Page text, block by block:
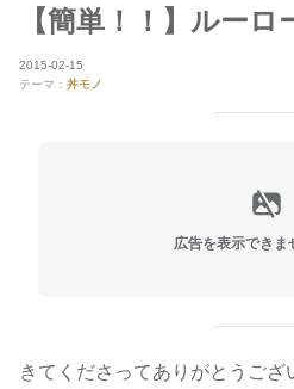
【簡単！！】ルー
2015-02-15
テーマ： 丼モノ
広告を表示できま
きてくださってありがとうござ